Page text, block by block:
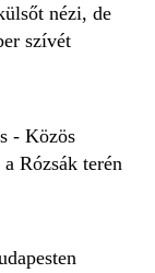
nézi, de
szívét
- Közös
Rózsák terén